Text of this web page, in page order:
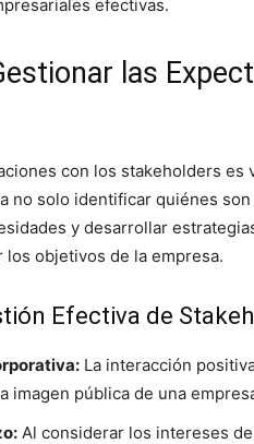
efectivas.
las
con los stakeholders es
no solo identificar quiénes
y desarrollar
objetivos de la empresa.
Efectiva de
La interacción
imagen pública de una
Al considerar los intereses